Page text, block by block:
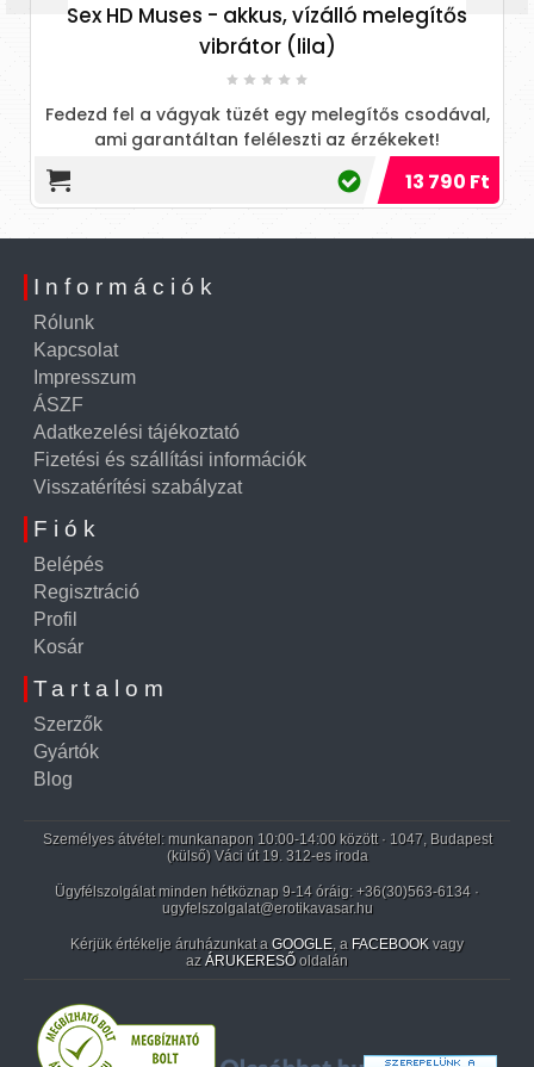
Muses - akkus, vízálló melegítős
vibrátor (lila)
a vágyak tüzét egy melegítős csodával,
garantáltan feléleszti az érzékeket!
13 790 Ft
varázslatos
Információk
Rólunk
Kapcsolat
Impresszum
ÁSZF
Adatkezelési tájékoztató
Fizetési és szállítási információk
Visszatérítési szabályzat
Fiók
Belépés
Regisztráció
Profil
Kosár
Tartalom
Szerzők
Gyártók
Blog
Személyes átvétel: munkanapon 10:00-14:00 között · 1047, Budapest
(külső) Váci út 19. 312-es iroda
Ügyfélszolgálat minden hétköznap 9-14 óráig: +36(30)563-6134 ·
ugyfelszolgalat@erotikavasar.hu
Kérjük értékelje áruházunkat a GOOGLE, a FACEBOOK vagy
az ÁRUKERESŐ oldalán